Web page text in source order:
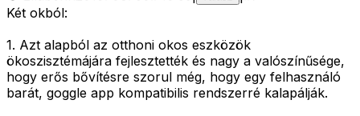
Két okból:
1. Azt alapból az otthoni okos eszközök
ökoszisztémájára fejlesztették és nagy a valószínűsége,
hogy erős bővítésre szorul még, hogy egy felhasználó
barát, goggle app kompatibilis rendszerré kalapálják.